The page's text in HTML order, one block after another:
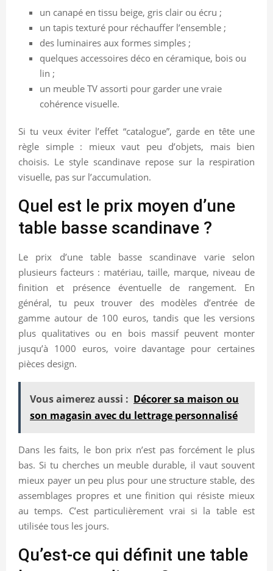
un canapé en tissu beige, gris clair ou écru ;
un tapis texturé pour réchauffer l’ensemble ;
des luminaires aux formes simples ;
quelques accessoires déco en céramique, bois ou
lin ;
un meuble TV assorti pour garder une vraie
cohérence visuelle.
Si tu veux éviter l’effet “catalogue”, garde en tête une
règle simple : mieux vaut peu d’objets, mais bien
choisis. Le style scandinave repose sur la respiration
visuelle, pas sur l’accumulation.
Quel est le prix moyen d’une
table basse scandinave ?
Le prix d’une table basse scandinave varie selon
plusieurs facteurs : matériau, taille, marque, niveau de
finition et présence éventuelle de rangement. En
général, tu peux trouver des modèles d’entrée de
gamme autour de 100 euros, tandis que les versions
plus qualitatives ou en bois massif peuvent monter
jusqu’à 1000 euros, voire davantage pour certaines
pièces design.
Vous aimerez aussi : Décorer sa maison ou
son magasin avec du lettrage personnalisé
Dans les faits, le bon prix n’est pas forcément le plus
bas. Si tu cherches un meuble durable, il vaut souvent
mieux payer un peu plus pour une structure stable, des
assemblages propres et une finition qui résiste mieux
au temps. C’est particulièrement vrai si la table est
utilisée tous les jours.
Qu’est-ce qui définit une table